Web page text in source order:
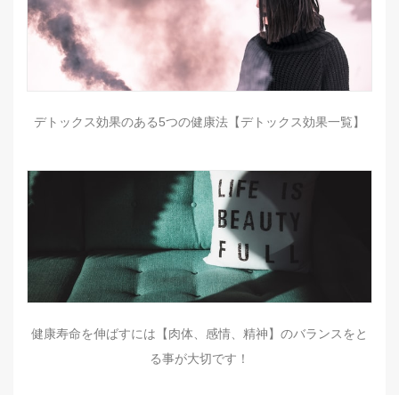
デトックス効果のある5つの健康法【デトックス効果一覧】
健康寿命を伸ばすには【肉体、感情、精神】のバランスをと
る事が大切です！